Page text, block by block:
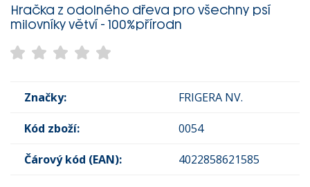
Hračka z odolného dřeva pro všechny psí
milovníky větví - 100%přírodn
Značky: FRIGERA NV.
Kód zboží: 0054
Čárový kód (EAN): 4022858621585